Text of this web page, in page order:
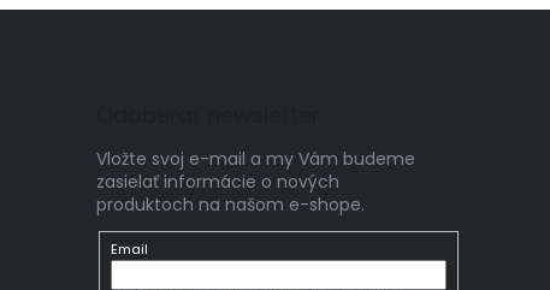
Vložte svoj e-mail a my Vám budeme
zasielať informácie o nových
produktoch na našom e-shope.
Email